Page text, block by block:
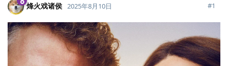
烽火戏诸侯 2025年8月10日 #1